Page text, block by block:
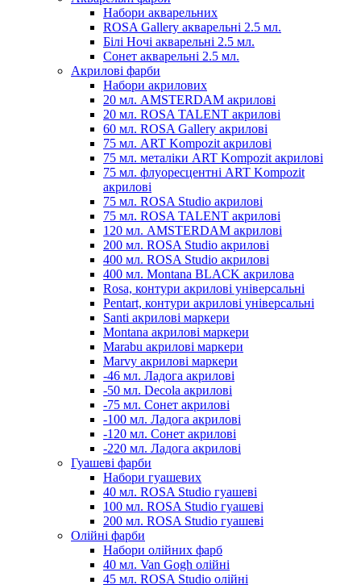
Набори акварельних
ROSA Gallery акварельні 2.5 мл.
Білі Ночі акварельні 2.5 мл.
Сонет акварельні 2.5 мл.
Акрилові фарби
Набори акрилових
20 мл. AMSTERDAM акрилові
20 мл. ROSA TALENT акрилові
60 мл. ROSA Gallery акрилові
75 мл. ART Kompozit акрилові
75 мл. металіки ART Kompozit акрилові
75 мл. флуоресцентні ART Kompozit
акрилові
75 мл. ROSA Studio акрилові
75 мл. ROSA TALENT акрилові
120 мл. AMSTERDAM акрилові
200 мл. ROSA Studio акрилові
400 мл. ROSA Studio акрилові
400 мл. Montana BLACK акрилова
Rosa, контури акрилові універсальні
Pentart, контури акрилові універсальні
Santi акрилові маркери
Montana акрилові маркери
Marabu акрилові маркери
Marvy акрилові маркери
-46 мл. Ладога акрилові
-50 мл. Decola акрилові
-75 мл. Сонет акрилові
-100 мл. Ладога акрилові
-120 мл. Сонет акрилові
-220 мл. Ладога акрилові
Гуашеві фарби
Набори гуашевих
40 мл. ROSA Studio гуашеві
100 мл. ROSA Studio гуашеві
200 мл. ROSA Studio гуашеві
Олійні фарби
Набори олійних фарб
40 мл. Van Gogh олійні
45 мл. ROSA Studio олійні